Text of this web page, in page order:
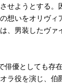
せようとする。
想いをオリヴィ
、男装したヴァ
俳優としても存
ラ役を演じ、伯